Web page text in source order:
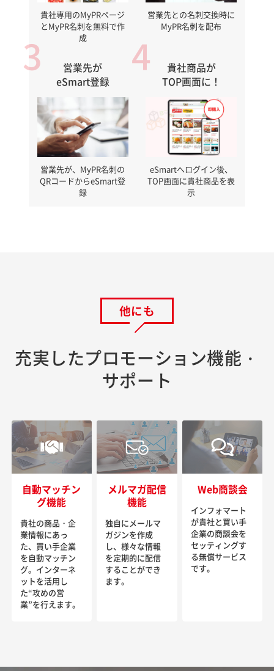
貴社専用のMyPRページ
とMyPR名刺を無料で作
成
営業先との名刺交換時に
MyPR名刺を配布
営業先が
eSmart登録
営業先が、MyPR名刺の
QRコードからeSmart登
録
貴社商品が
TOP画面に！
eSmartへログイン後、
TOP画面に貴社商品を表
示
他にも
充実したプロモーション機能・
サポート
自動マッチン
グ機能
貴社の商品・企
業情報にあっ
た、買い手企業
を自動マッチン
グ。インターネ
ットを活用し
た“攻めの営
業”を行えます。
メルマガ配信
機能
独自にメールマ
ガジンを作成
し、様々な情報
を定期的に配信
することができ
ます。
Web商談会
インフォマート
が貴社と買い手
企業の商談会を
セッティングす
る無償サービス
です。